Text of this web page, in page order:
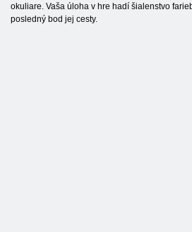
okuliare. Vaša úloha v hre hadí šialenstvo
posledný bod jej cesty.